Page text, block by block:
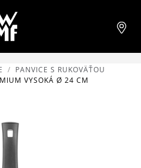
PANVICE S RUKOVÄŤOU
VYSOKÁ Ø 24 CM